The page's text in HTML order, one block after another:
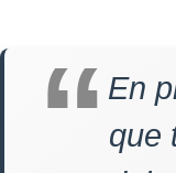
En
que